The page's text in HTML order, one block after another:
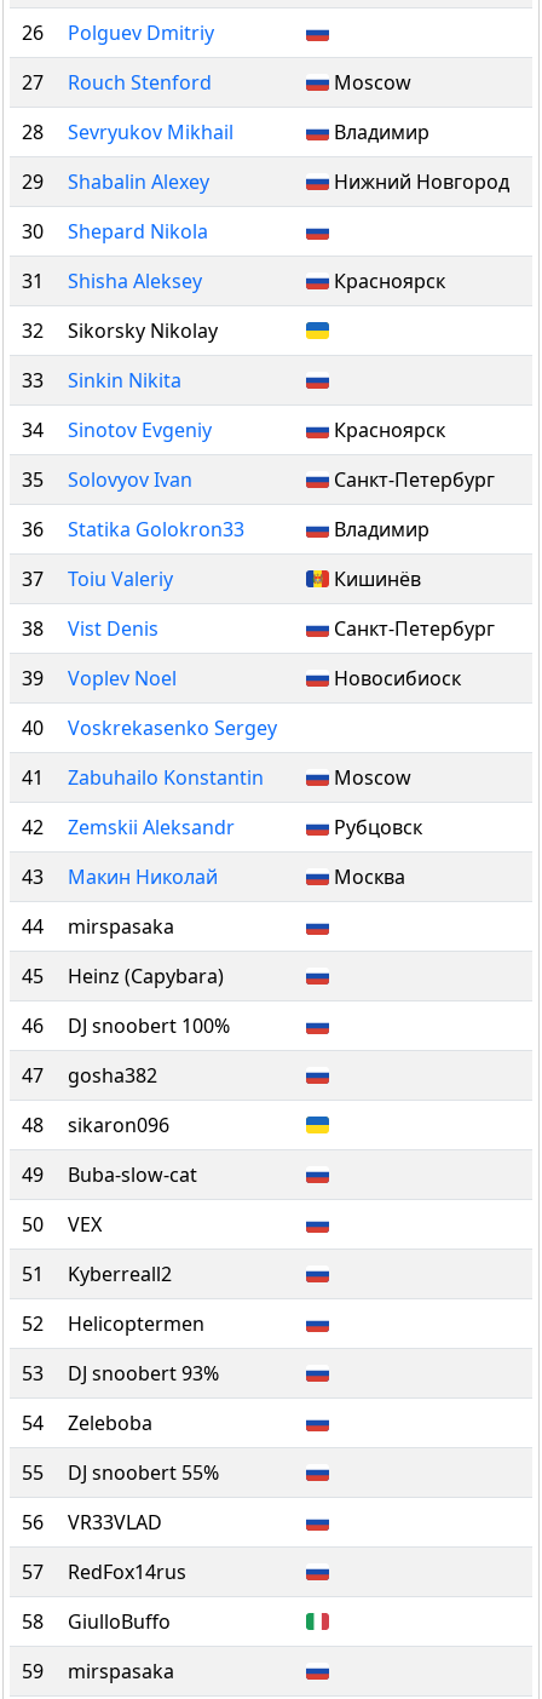
26
Polguev Dmitriy
27
Rouch Stenford
Moscow
28
Sevryukov Mikhail
Владимир
29
Shabalin Alexey
Нижний Новгород
30
Shepard Nikola
31
Shisha Aleksey
Красноярск
32
Sikorsky Nikolay
33
Sinkin Nikita
34
Sinotov Evgeniy
Красноярск
35
Solovyov Ivan
Санкт-Петербург
36
Statika Golokron33
Владимир
37
Toiu Valeriy
Кишинёв
38
Vist Denis
Санкт-Петербург
39
Voplev Noel
Новосибиоск
40
Voskrekasenko Sergey
41
Zabuhailo Konstantin
Moscow
42
Zemskii Aleksandr
Рубцовск
43
Макин Николай
Москва
44
mirspasaka
45
Heinz (Capybara)
46
DJ snoobert 100%
47
gosha382
48
sikaron096
49
Buba-slow-cat
50
VEX
51
Kyberreall2
52
Helicoptermen
53
DJ snoobert 93%
54
Zeleboba
55
DJ snoobert 55%
56
VR33VLAD
57
RedFox14rus
58
GiulloBuffo
59
mirspasaka